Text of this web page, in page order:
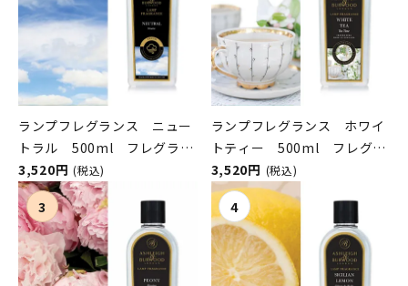
ランプフレグランス ニュー
トラル 500ml フレグラン
スランプ用オイル
ASHLEIGH&BURWOOD（ア
シュレイアンドバーウッド）
3,520円 (税込)
ランプフレグランス ホワイ
トティー 500ml フレグラ
ンスランプ用オイル
ASHLEIGH&BURWOOD（ア
シュレイアンドバーウッド）
3,520円 (税込)